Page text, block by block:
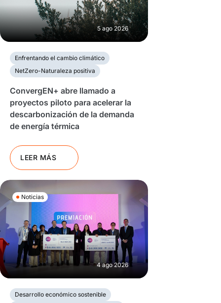
5 ago 2026
Enfrentando el cambio climático
NetZero-Naturaleza positiva
ConvergEN+ abre llamado a
proyectos piloto para acelerar la
descarbonización de la demanda
de energía térmica
LEER MÁS
Noticias
4 ago 2026
Desarrollo económico sostenible